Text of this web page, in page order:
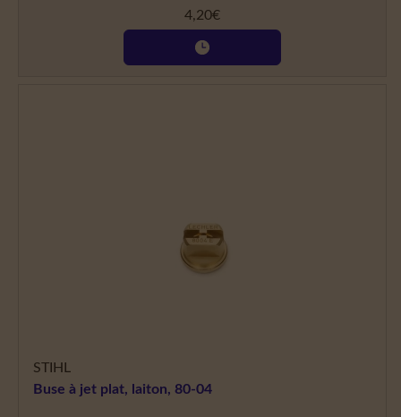
4,20€
STIHL
Buse à jet plat, laiton, 80-04